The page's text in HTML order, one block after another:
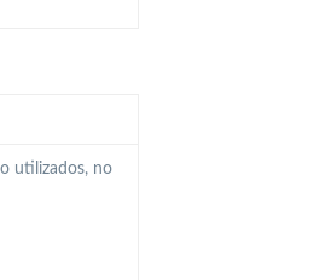
utilizados, no